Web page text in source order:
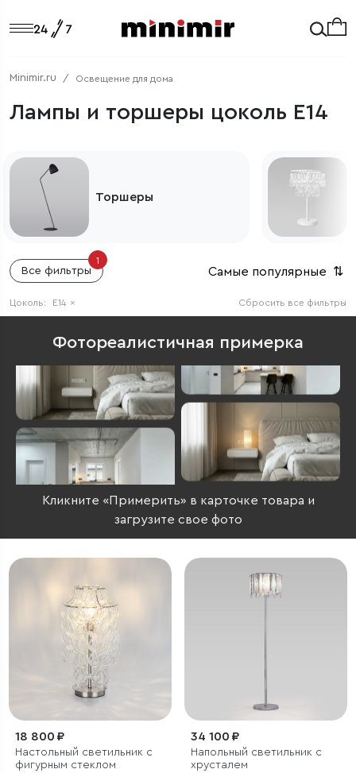
Minimir.ru Освещение для дома
Лампы и торшеры цоколь E14
Торшеры
Все фильтры
1
Самые популярные ⇅
Сбросить все фильтры
Цоколь: E14 ×
Фотореалистичная примерка
Кликните «Примерить» в карточке товара и
загрузите свое фото
18 800 ₽
Настольный светильник с
фигурным стеклом
34 100 ₽
Напольный светильник с
хрусталем